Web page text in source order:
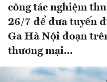
công tác nghiệm
26/7 để đưa tuyến
Ga Hà Nội đoạn
thương mại...